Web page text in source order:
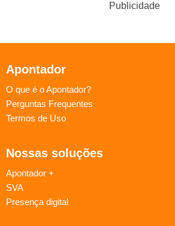
Publicidade
Apontador
O que é o Apontador?
Perguntas Frequentes
Termos de Uso
Nossas soluções
Apontador +
SVA
Presença digital